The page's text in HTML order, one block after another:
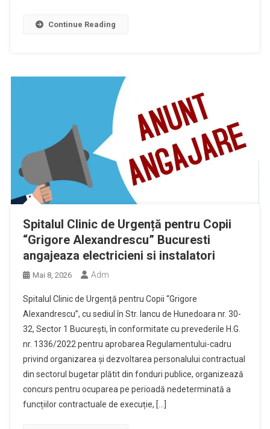
Continue Reading
Spitalul Clinic de Urgență pentru Copii
“Grigore Alexandrescu” Bucuresti
angajeaza electricieni si instalatori
Mai 8, 2026 Adm
Spitalul Clinic de Urgență pentru Copii “Grigore
Alexandrescu”, cu sediul în Str. Iancu de Hunedoara nr. 30-
32, Sector 1 Bucureşti, în conformitate cu prevederile H.G.
nr. 1336/2022 pentru aprobarea Regulamentului-cadru
privind organizarea şi dezvoltarea personalului contractual
din sectorul bugetar plătit din fonduri publice, organizează
concurs pentru ocuparea pe perioadă nedeterminată a
funcțiilor contractuale de execuție, […]